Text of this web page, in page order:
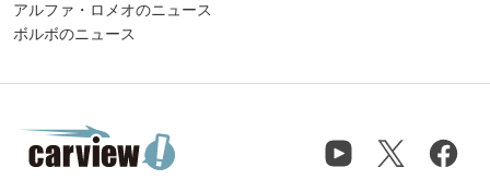
アルファ・ロメオのニュース
ボルボのニュース